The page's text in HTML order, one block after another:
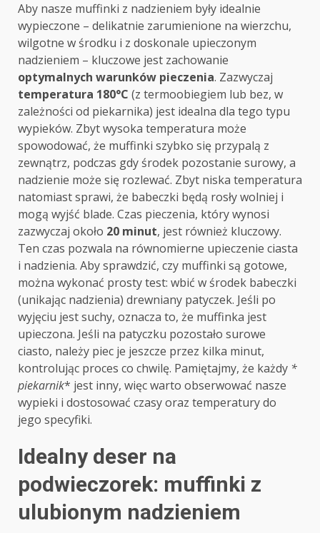
Aby nasze muffinki z nadzieniem były idealnie
wypieczone – delikatnie zarumienione na wierzchu,
wilgotne w środku i z doskonale upieczonym
nadzieniem – kluczowe jest zachowanie
optymalnych warunków pieczenia. Zazwyczaj
temperatura 180°C (z termoobiegiem lub bez, w
zależności od piekarnika) jest idealna dla tego typu
wypieków. Zbyt wysoka temperatura może
spowodować, że muffinki szybko się przypalą z
zewnątrz, podczas gdy środek pozostanie surowy, a
nadzienie może się rozlewać. Zbyt niska temperatura
natomiast sprawi, że babeczki będą rosły wolniej i
mogą wyjść blade. Czas pieczenia, który wynosi
zazwyczaj około 20 minut, jest również kluczowy.
Ten czas pozwala na równomierne upieczenie ciasta
i nadzienia. Aby sprawdzić, czy muffinki są gotowe,
można wykonać prosty test: wbić w środek babeczki
(unikając nadzienia) drewniany patyczek. Jeśli po
wyjęciu jest suchy, oznacza to, że muffinka jest
upieczona. Jeśli na patyczku pozostało surowe
ciasto, należy piec je jeszcze przez kilka minut,
kontrolując proces co chwilę. Pamiętajmy, że każdy *
piekarnik* jest inny, więc warto obserwować nasze
wypieki i dostosować czasy oraz temperatury do
jego specyfiki.
Idealny deser na
podwieczorek: muffinki z
ulubionym nadzieniem